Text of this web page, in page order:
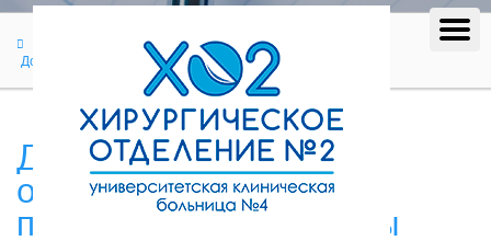
Доброкачественные заболевания
Доброкачественные образования поджелудочной железы
Доброкачественные
образования
поджелудочной железы